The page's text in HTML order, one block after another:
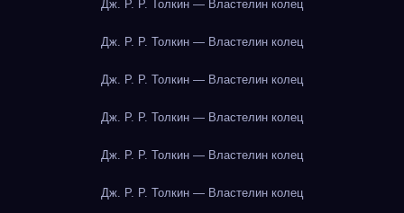
Дж. Р. Р. Толкин — Властелин колец
Дж. Р. Р. Толкин — Властелин колец
Дж. Р. Р. Толкин — Властелин колец
Дж. Р. Р. Толкин — Властелин колец
Дж. Р. Р. Толкин — Властелин колец
Дж. Р. Р. Толкин — Властелин колец